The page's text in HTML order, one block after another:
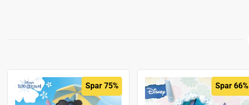
Spar 75% Spar 66%